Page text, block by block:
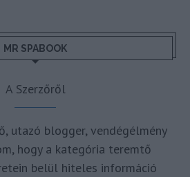
MR SPABOOK
A Szerzőről
utazó blogger, vendégélmény
hogy a kategória teremtő
belül hiteles információ